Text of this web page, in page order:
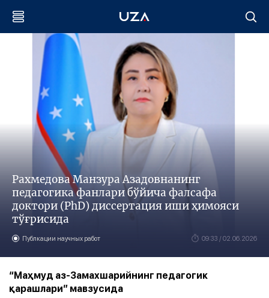
Рахмедова Манзура Азадовнанинг
педагогика фанлари бўйича фалсафа
доктори (PhD) диссертация иши ҳимояси
тўғрисида
Публкации научных работ 09:33 / 02.06.2026
“Маҳмуд аз-Замахшарийнинг педагогик
қарашлари” мавзусида